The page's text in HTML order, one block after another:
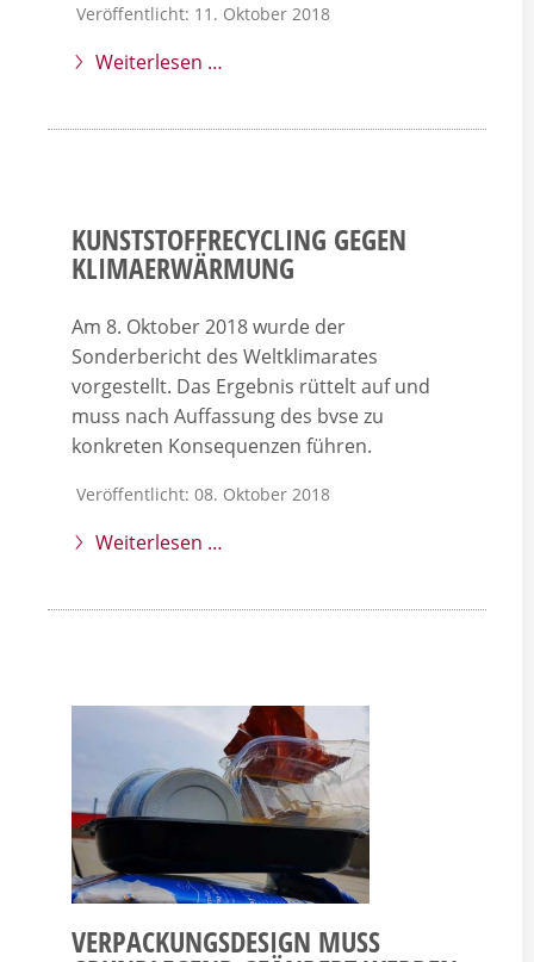
Veröffentlicht: 11. Oktober 2018
Weiterlesen …
KUNSTSTOFFRECYCLING GEGEN
KLIMAERWÄRMUNG
Am 8. Oktober 2018 wurde der
Sonderbericht des Weltklimarates
vorgestellt. Das Ergebnis rüttelt auf und
muss nach Auffassung des bvse zu
konkreten Konsequenzen führen.
Veröffentlicht: 08. Oktober 2018
Weiterlesen …
VERPACKUNGSDESIGN MUSS